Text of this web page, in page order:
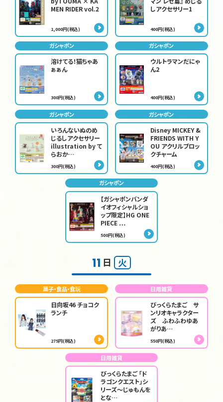
MEN RIDER vol.2
1,000円(税込)
しアクセサリー1
400円(税込)
ガシャポン
溶けてる！猫ちゃあ
ぁぁん
300円(税込)
ガシャポン
ウルトラマンだにゃ
ん2
400円(税込)
ガシャポン
いろんないぬのめ
じるしアクセサリー
illustration by て
らおか…
300円(税込)
ガシャポン
Disney MICKEY &
FRIENDS WITH Y
OU アクリルブロッ
クチャーム
400円(税込)
ガシャポン
【ガシャポンバンダ
イオフィシャルショ
ップ限定】HG ONE
PIECE …
500円(税込)
11 日 火
菓子・食品・食玩
日向坂46 チョコク
ランチ
275円(税込)
日用雑貨
びっくらたまご サ
ンリオキャラクター
ズ ふわふわゆあ
がりあ…
550円(税込)
日用雑貨
びっくらたまご 「ド
ラゴンクエスト」シ
リーズ～じゅもんを
とな…